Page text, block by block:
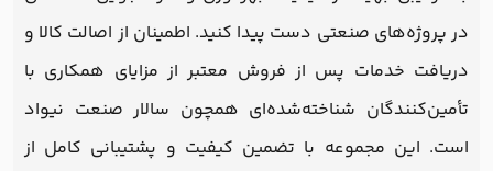
در پروژه‌های صنعتی دست پیدا کنید. اطمینان از اصالت کالا و
دریافت خدمات پس از فروش معتبر از مزایای همکاری با
تأمین‌کنندگان شناخته‌شده‌ای همچون سالار صنعت نیواد
است. این مجموعه با تضمین کیفیت و پشتیبانی کامل از